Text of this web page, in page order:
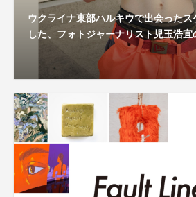
ウクライナ東部ハルキウで出会った
した、フォトジャーナリスト児玉浩